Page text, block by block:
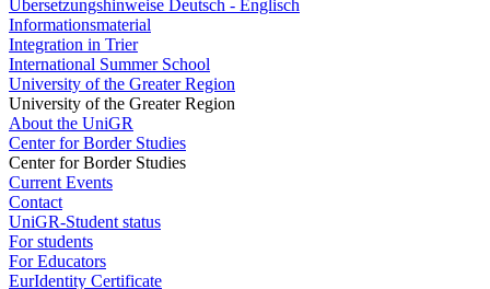
Übersetzungshinweise Deutsch - Englisch
Informationsmaterial
Integration in Trier
International Summer School
University of the Greater Region
University of the Greater Region
About the UniGR
Center for Border Studies
Center for Border Studies
Current Events
Contact
UniGR-Student status
For students
For Educators
EurIdentity Certificate